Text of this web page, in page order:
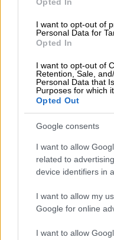
I want to opt-out of
Personal Data for
Opted In
I want to opt-out of
Retention, Sale,
Personal Data that
Purposes for which
Opted Out
Google consents
I want to allow
related to
device identifiers in
I want to allow my
Google for online
I want to allow
συγκεντρωθώ με
δύσκολο να
μελετήσω… ".
Η Ελλάδα είναι
χώρες. Σύμφωνα
κυβέρνηση
επιχείρημα ότι
αλλαγής, όπως
δεν δείχνουν να
ανθρώπινη ζωή ή
πρωθυπουργός και
που επηρέασαν τη
δεκάδων
ευθύνη την έχει η